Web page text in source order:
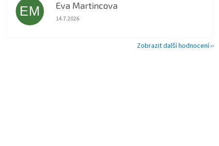
EM Eva Martincova
Hodnocení obchodu je 5 z 5 hvězdiček.
14.7.2026
Zobrazit další hodnocení